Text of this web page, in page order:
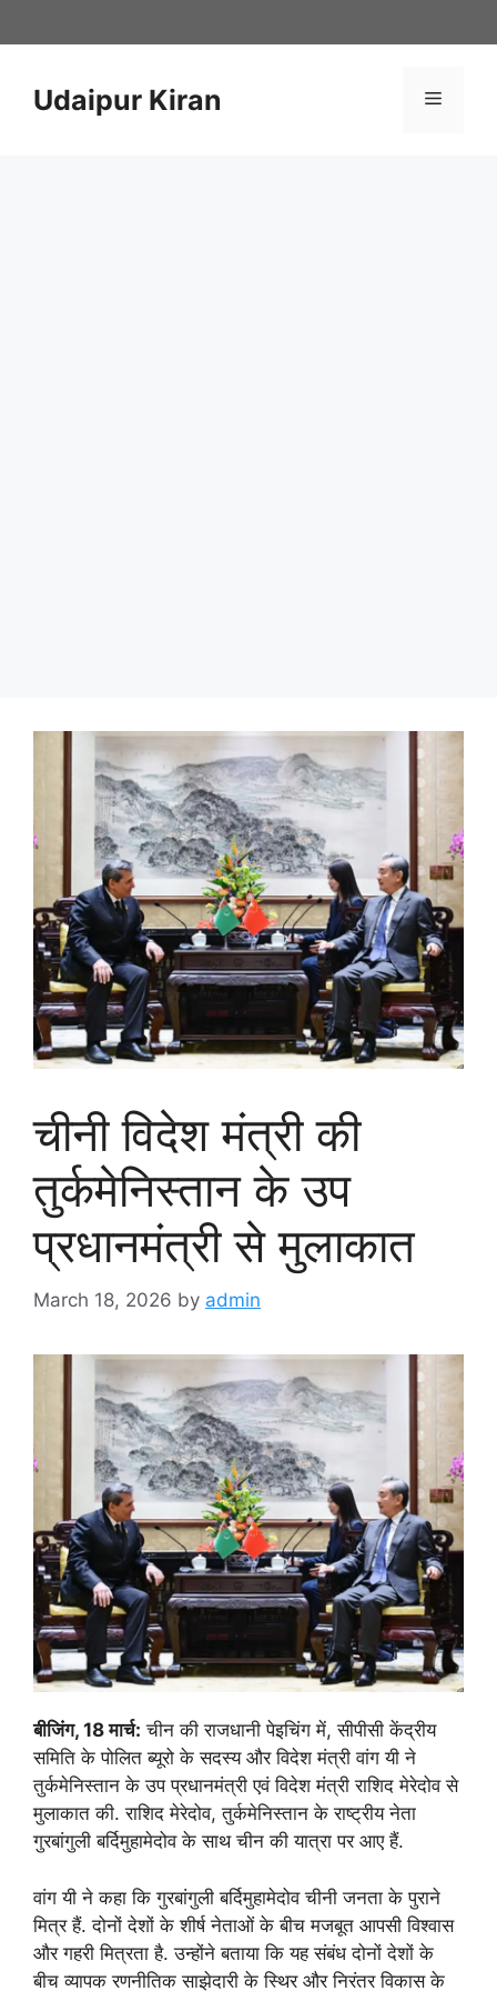
to
Udaipur Kiran Menu
चीनी विदेश मंत्री की
तुर्कमेनिस्तान के उप
प्रधानमंत्री से मुलाकात
March 18, 2026 by admin
बीजिंग, 18 मार्च: चीन की राजधानी पेइचिंग में, सीपीसी केंद्रीय
समिति के पोलित ब्यूरो के सदस्य और विदेश मंत्री वांग यी ने
तुर्कमेनिस्तान के उप प्रधानमंत्री एवं विदेश मंत्री राशिद मेरेदोव से
मुलाकात की. राशिद मेरेदोव, तुर्कमेनिस्तान के राष्ट्रीय नेता
गुरबांगुली बर्दिमुहामेदोव के साथ चीन की यात्रा पर आए हैं.
वांग यी ने कहा कि गुरबांगुली बर्दिमुहामेदोव चीनी जनता के पुराने
मित्र हैं. दोनों देशों के शीर्ष नेताओं के बीच मजबूत आपसी विश्वास
और गहरी मित्रता है. उन्होंने बताया कि यह संबंध दोनों देशों के
बीच व्यापक रणनीतिक साझेदारी के स्थिर और निरंतर विकास के